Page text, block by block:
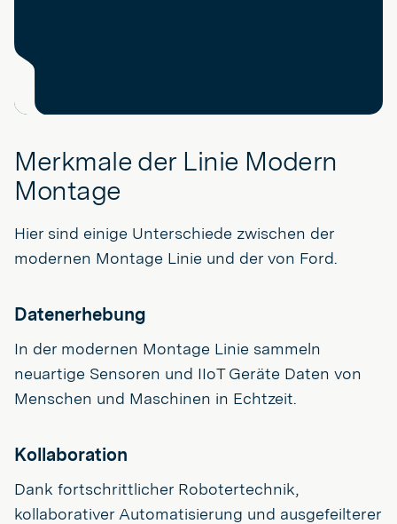
Merkmale der Linie Modern
Montage
Hier sind einige Unterschiede zwischen der
modernen Montage Linie und der von Ford.
Datenerhebung
In der modernen Montage Linie sammeln
neuartige Sensoren und IIoT Geräte Daten von
Menschen und Maschinen in Echtzeit.
Kollaboration
Dank fortschrittlicher Robotertechnik,
kollaborativer Automatisierung und ausgefeilterer